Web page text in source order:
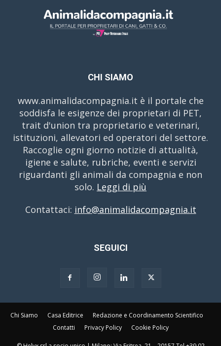
CHI SIAMO
www.animalidacompagnia.it è il portale che
soddisfa le esigenze dei proprietari di PET,
trait d'union tra proprietario e veterinari,
istituzioni, allevatori ed operatori del settore.
Raccoglie ogni giorno notizie di attualità,
igiene e salute, rubriche, eventi e servizi
riguardanti gli animali da compagnia e non
solo. Leggi di più
Contattaci: info@animalidacompagnia.it
SEGUICI
Chi Siamo Casa Editrice
Redazione e Coordinamento Scientifico
Contatti
Privacy Policy Cookie Policy